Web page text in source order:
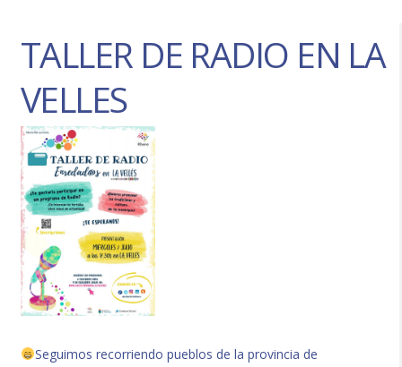
TALLER DE RADIO EN LA
VELLES
Seguimos recorriendo pueblos de la provincia de